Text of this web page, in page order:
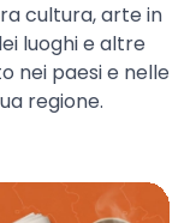
cultura, arte in
luoghi e altre
nei paesi e nelle
regione.